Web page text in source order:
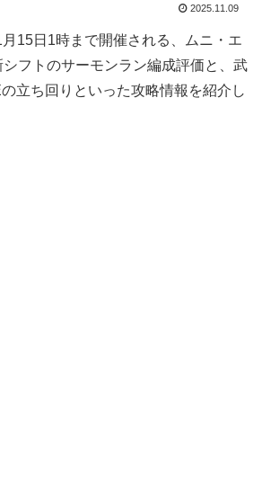
2025.11.09
15日1時まで開催される、ムニ・エ
フトのサーモンラン編成評価と、武
立ち回りといった攻略情報を紹介し